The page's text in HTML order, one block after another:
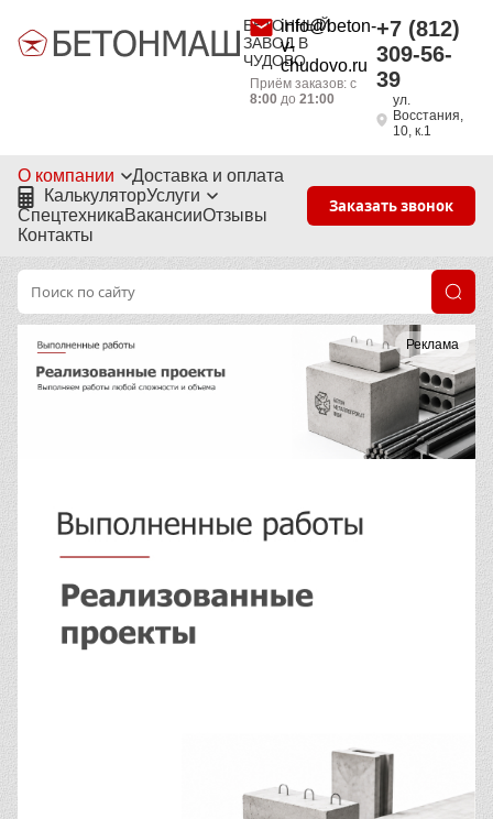
БЕТОННЫЙ
ЗАВОД В
ЧУДОВО
info@beton-
v-
chudovo.ru
Приём заказов: с
8:00 до21:00
+7 (812)
309-56-
39
ул.
Восстания,
10, к.1
О компании
Доставка и оплата
КалькуляторУслуги
СпецтехникаВакансииОтзывы
Контакты
Заказать звонок
Реклама